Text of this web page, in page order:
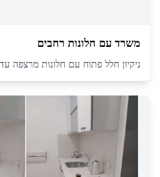
משרד עם חלונות רחבים
ניקיון חלל פתוח עם חלונות מרצפה